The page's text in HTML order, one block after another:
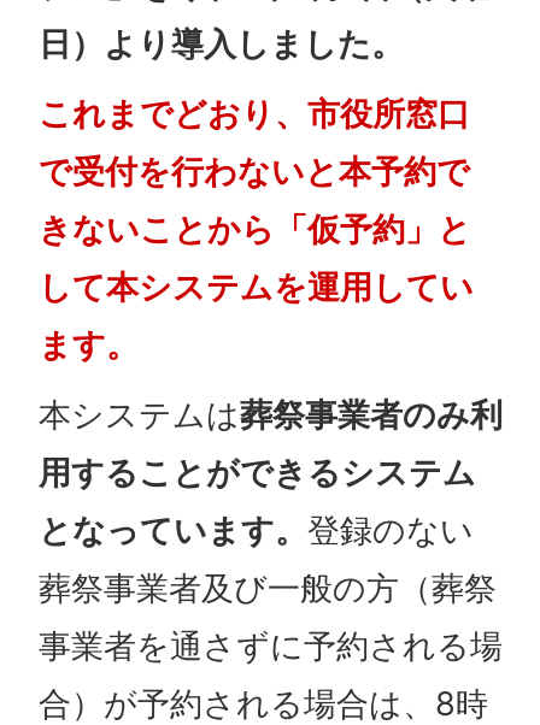
日）より導入しました。
これまでどおり、市役所窓口
で受付を行わないと本予約で
きないことから「仮予約」と
して本システムを運用してい
ます。
本システムは葬祭事業者のみ利
用することができるシステム
となっています。 登録のない
葬祭事業者及び一般の方（葬祭
事業者を通さずに予約される場
合）が予約される場合は、8時